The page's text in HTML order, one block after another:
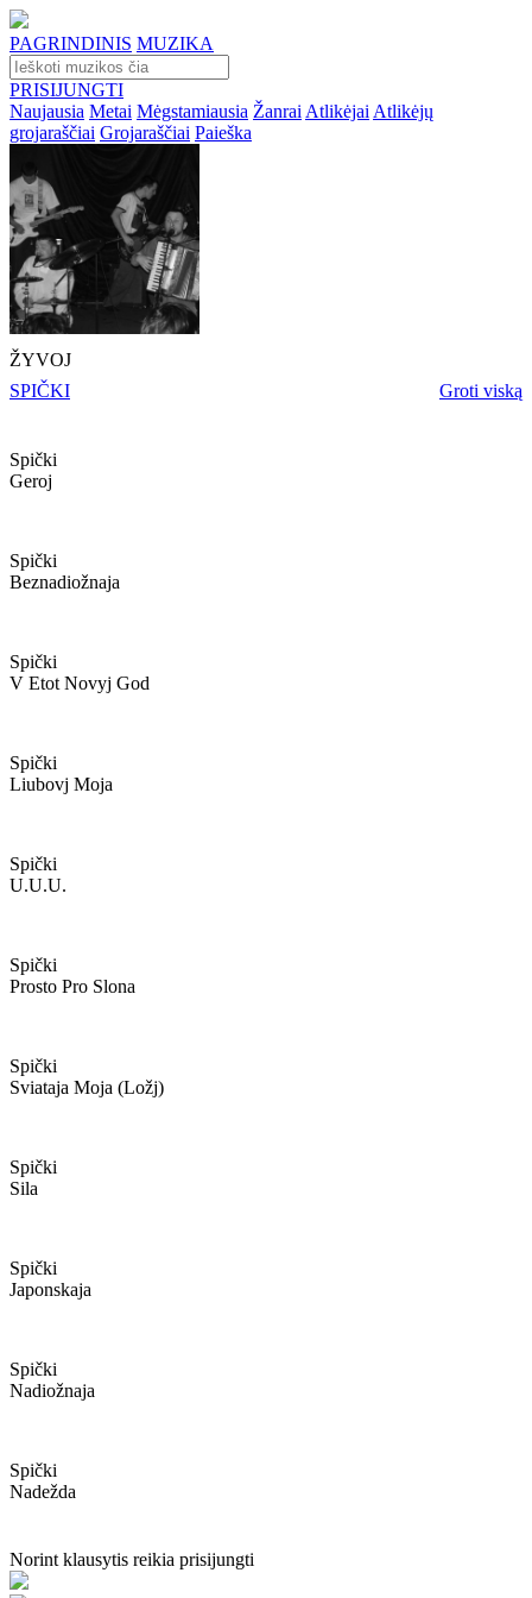
PAGRINDINIS MUZIKA
PRISIJUNGTI
Naujausia Metai Mėgstamiausia Žanrai Atlikėjai Atlikėjų
grojaraščiai Grojaraščiai Paieška
ŽYVOJ
SPIČKI
Groti viską
Spički
Geroj
Spički
Beznadiožnaja
Spički
V Etot Novyj God
Spički
Liubovj Moja
Spički
U.u.u.
Spički
Prosto Pro Slona
Spički
Sviataja Moja (ložj)
Spički
Sila
Spički
Japonskaja
Spički
Nadiožnaja
Spički
Nadežda
Norint klausytis reikia prisijungti